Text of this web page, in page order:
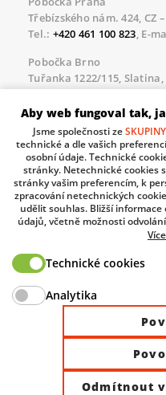
Třebízského nám. 424, CZ
Tel.: +420 461 100 823, E-
Pobočka Brno
Tuřanka 1222/115, Slatina,
Tel.:+420 461 100 823, E-
Servisní linka pro námi
Po – Pá 8.30 – 17.00
tel:+420 733 421 878, E-
Technická podpora:
Tel.:+420 461 100 666 ,
Informace o
Ministry of Industry and
© 2026
Aby web fungoval tak,
Jsme společnosti ze
technické a dle vašich
osobní údaje. Technické
stránky. Netechnické cookies
stránky vašim preferencím, k
zpracování netechnických
udělit souhlas. Bližší informace
údajů, včetně možnosti
Technické cookies
Analytika
Odmítnout